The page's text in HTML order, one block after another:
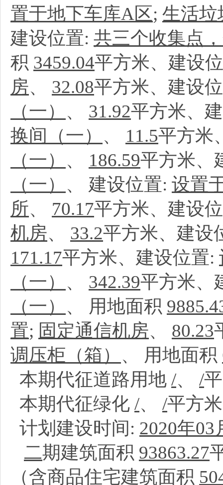
置于地下车库A区; 生活垃
建设位置: 共三个收集点
积 3459.04平方米、建设
房、 32.08平方米、建设
（一） 、 31.92平方米、
换间（一） 、 11.5平方米
（一） 、 186.59平方米、
（一） 、 建设位置: 设置
所、 70.17平方米、建设
机房、 33.2平方米、建设
171.17平方米、建设位置:
（一） 、 342.39平方米、
（一） 、 用地面积
置; 固定通信机房、 80.23
调压柜（箱） 、 用地面积
本期代征道路用地 /、 /
本期代征绿化 /、 /平方
计划建设时间: 2020年03
二期建筑面积 93863.27
（含商品住宅建筑面积